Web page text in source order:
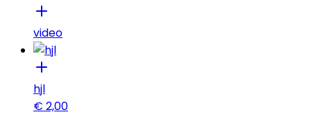
video
hjl
€ 2,00